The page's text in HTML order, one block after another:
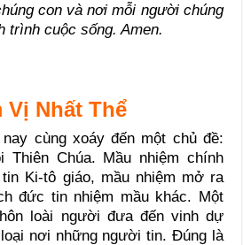
con và nơi mỗi người chúng
trình cuộc sống. Amen.
Vị Nhất Thể
cùng xoáy đến một chủ đề:
Thiên Chúa. Mầu nhiệm chính
Ki-tô giáo, mầu nhiệm mở ra
đức tin nhiệm mầu khác. Một
loài người đưa đến vinh dự
nơi những người tin. Đúng là